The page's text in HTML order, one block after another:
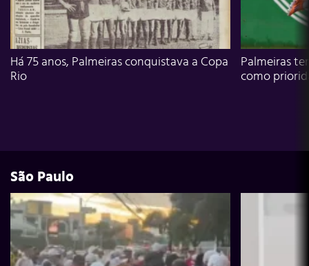
Há 75 anos, Palmeiras conquistava a Copa
Rio
Palmeiras
como
São Paulo